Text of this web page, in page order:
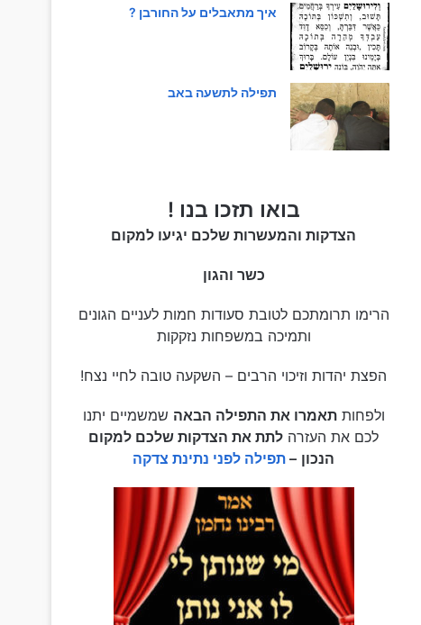
איך מתאבלים על החורבן ?
תפילה לתשעה באב
בואו תזכו בנו !
הצדקות והמעשרות שלכם יגיעו למקום
כשר והגון
הרימו תרומתכם לטובת סעודות חמות לעניים הגונים
ותמיכה במשפחות נזקקות
הפצת יהדות וזיכוי הרבים – השקעה טובה לחיי נצח!
ולפחותתאמרו את התפילה הבאה שמשמיים יתנו
לכם את העזרה לתת את הצדקות שלכם למקום
הנכון – תפילה לפני נתינת צדקה